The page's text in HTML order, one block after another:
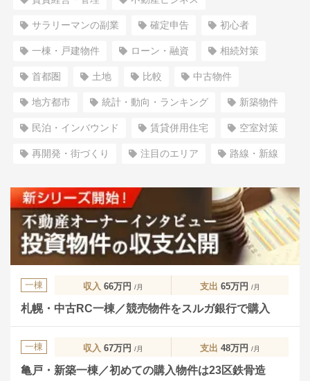
サラリーマンの副業 確定申告 初心者
一棟・戸建物件 ローン・融資 相続対策
首都圏 土地 比較 中古物件
地方都市 統計・動向・ランキング 新築物件
民泊・インバウンド 賃貸併用住宅 空室対策
再開発・街づくり 注目のエリア 路線・新線
一棟 収入 66万円 /月 支出 65万円 /月
札幌・中古RC一棟／競売物件をスルガ銀行で購入
一棟 収入 67万円 /月 支出 48万円 /月
亀戸・新築一棟／初めての購入物件は23区鉄骨造